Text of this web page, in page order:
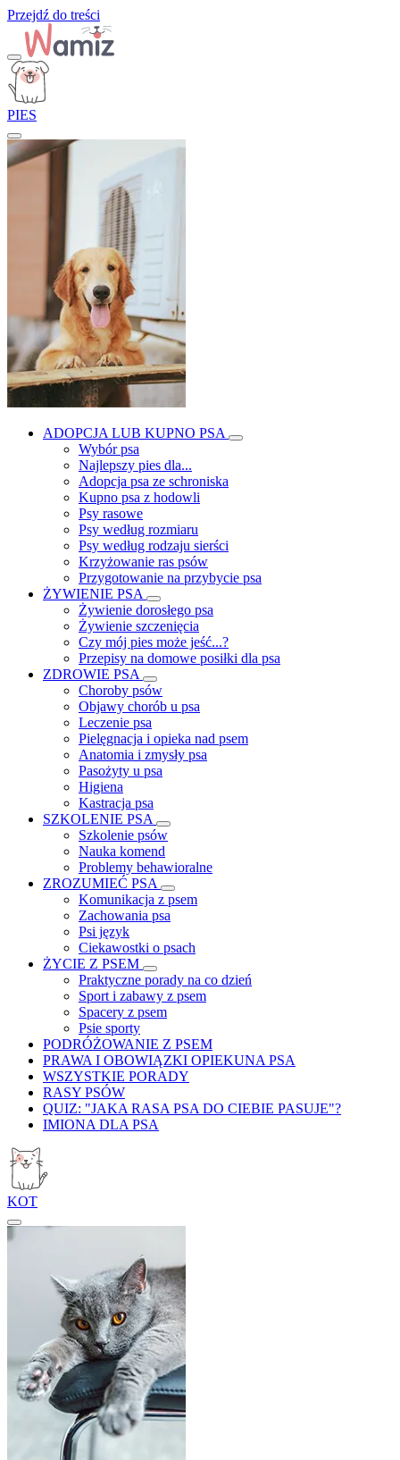
Przejdź do treści
PIES
ADOPCJA LUB KUPNO PSA
Wybór psa
Najlepszy pies dla...
Adopcja psa ze schroniska
Kupno psa z hodowli
Psy rasowe
Psy według rozmiaru
Psy według rodzaju sierści
Krzyżowanie ras psów
Przygotowanie na przybycie psa
ŻYWIENIE PSA
Żywienie dorosłego psa
Żywienie szczenięcia
Czy mój pies może jeść...?
Przepisy na domowe posiłki dla psa
ZDROWIE PSA
Choroby psów
Objawy chorób u psa
Leczenie psa
Pielęgnacja i opieka nad psem
Anatomia i zmysły psa
Pasożyty u psa
Higiena
Kastracja psa
SZKOLENIE PSA
Szkolenie psów
Nauka komend
Problemy behawioralne
ZROZUMIEĆ PSA
Komunikacja z psem
Zachowania psa
Psi język
Ciekawostki o psach
ŻYCIE Z PSEM
Praktyczne porady na co dzień
Sport i zabawy z psem
Spacery z psem
Psie sporty
PODRÓŻOWANIE Z PSEM
PRAWA I OBOWIĄZKI OPIEKUNA PSA
WSZYSTKIE PORADY
RASY PSÓW
QUIZ: "JAKA RASA PSA DO CIEBIE PASUJE"?
IMIONA DLA PSA
KOT